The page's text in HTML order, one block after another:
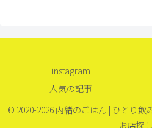
instagram
人気の記事
© 2020-2026 内緒のごはん | ひとり
お店探